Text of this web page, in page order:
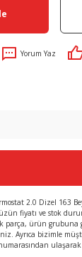
Yorum Yaz
2.0 Dizel 163
fiyatı ve stok
parça, ürün grubuna
Ayrıca bizimle